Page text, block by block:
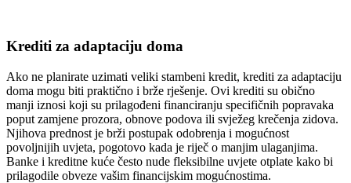
Krediti za adaptaciju doma
Ako ne planirate uzimati veliki stambeni kredit, krediti za adaptaciju
doma mogu biti praktično i brže rješenje. Ovi krediti su obično
manji iznosi koji su prilagođeni financiranju specifičnih popravaka
poput zamjene prozora, obnove podova ili svježeg krečenja zidova.
Njihova prednost je brži postupak odobrenja i mogućnost
povoljnijih uvjeta, pogotovo kada je riječ o manjim ulaganjima.
Banke i kreditne kuće često nude fleksibilne uvjete otplate kako bi
prilagodile obveze vašim financijskim mogućnostima.